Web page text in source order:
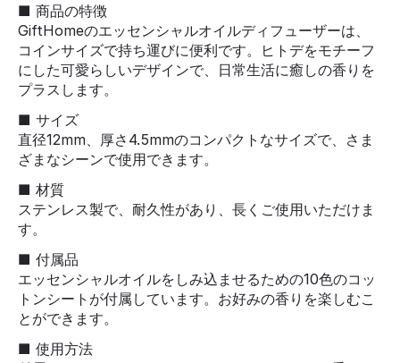
■ 商品の特徴
GiftHomeのエッセンシャルオイルディフューザーは、
コインサイズで持ち運びに便利です。ヒトデをモチーフ
にした可愛らしいデザインで、日常生活に癒しの香りを
プラスします。
■ サイズ
直径12mm、厚さ4.5mmのコンパクトなサイズで、さま
ざまなシーンで使用できます。
■ 材質
ステンレス製で、耐久性があり、長くご使用いただけま
す。
■ 付属品
エッセンシャルオイルをしみ込ませるための10色のコッ
トンシートが付属しています。お好みの香りを楽しむこ
とができます。
■ 使用方法